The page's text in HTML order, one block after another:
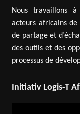
Nous travaillons à
acteurs africains
de partage et
des outils et des
processus de
Initiativ Logis-T